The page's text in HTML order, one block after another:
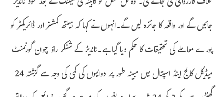
جائیں گے اور واقعہ کا جائزہ لیں گے۔انہوں نے کہا کہ ہیلتھ کمشنر اور ڈائریکٹر کو
پورے معاملے کی تحقیقات کا حکم دیا گیا ہے۔ناندیڑ کے شنکر راؤ چوان گورنمنٹ
میڈیکل کالج اینڈ اسپتال میں مبینہ طور پر دوائیوں کی کمی کی وجہ سے گزشتہ 24